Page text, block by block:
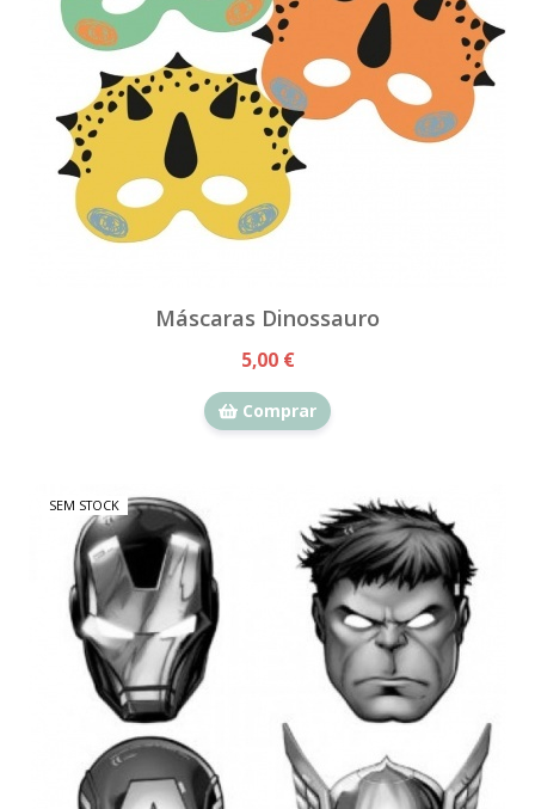
Máscaras Dinossauro
5,00 €
Comprar
SEM STOCK